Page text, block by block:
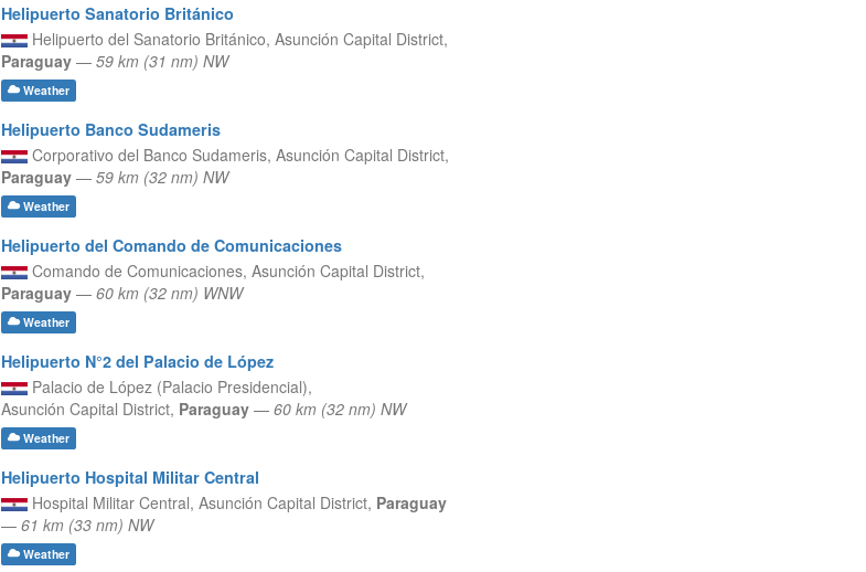
Helipuerto Sanatorio Británico
Helipuerto del Sanatorio Británico, Asunción Capital District,
Paraguay — 59 km (31 nm) NW
Weather
Helipuerto Banco Sudameris
Corporativo del Banco Sudameris, Asunción Capital District,
Paraguay — 59 km (32 nm) NW
Weather
Helipuerto del Comando de Comunicaciones
Comando de Comunicaciones, Asunción Capital District,
Paraguay — 60 km (32 nm) WNW
Weather
Helipuerto N°2 del Palacio de López
Palacio de López (Palacio Presidencial),
Asunción Capital District, Paraguay — 60 km (32 nm) NW
Weather
Helipuerto Hospital Militar Central
Hospital Militar Central, Asunción Capital District, Paraguay
— 61 km (33 nm) NW
Weather